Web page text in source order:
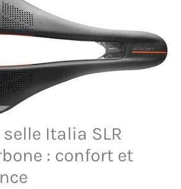
Italia SLR
: confort et